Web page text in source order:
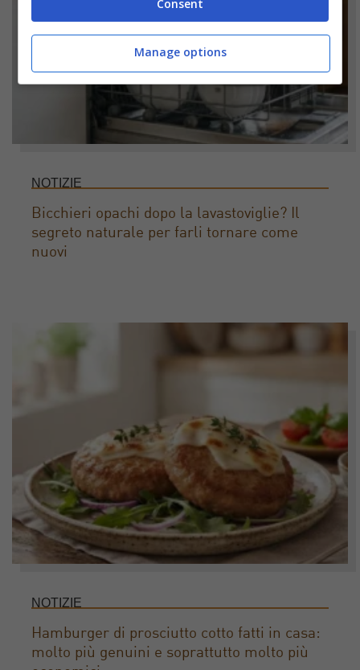
NOTIZIE
Bicchieri opachi dopo la lavastoviglie? Il
segreto naturale per farli tornare come
nuovi
NOTIZIE
Hamburger di prosciutto cotto fatti in casa:
molto più genuini e soprattutto molto più
Consent
Manage options